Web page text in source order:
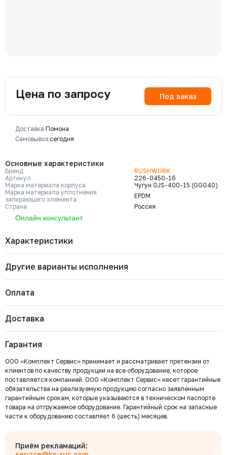
Основные характеристики
Бренд
RUSHWORK
Артикул
226-0450-16
Марка материала корпуса
Чугун GJS-400-15 (GGG40)
Марка материала уплотнения
запирающего элемента
EPDM
Страна
Россия
Онлайн консультант
Цена по запросу Под заказ
Доставка Помона
Самовывоз сегодня
Характеристики
Бренд
Артикул
226-0450-16
Марка материала уплотнения
Тип присоединения
Другие варианты исполнения
Наличие
Нет
Цена с НДС
0 ₽
226-0600-16
Нет
Цена с НДС
782 594 ₽ Под заказ
226-0500-16
Оплата
Важно: Отгрузка товара производится после 100%
оплаты и зачисления средств на расчетный счет
ООО «Комплект Сервис».
Безналичный расчёт
Мы выставляем счёт на оплату, который можно оплатить в
любом банке
Для юридических лиц
Оплата производится по выставленному Счету, с указанием его № в
Доставка
Гарантия
ООО «Комплект Сервис» принимает и рассматривает претензии от
клиентов по качеству продукции на все оборудование, которое
поставляется компанией. ООО «Комплект Сервис» несет гарантийные
обязательства на реализуемую продукцию согласно заявленным
гарантийным срокам, которые указываются в техническом паспорте
товара на отгружаемое оборудование. Гарантийный срок на запасные
части к оборудованию составляет 6 (шесть) месяцев.
Приём рекламаций: